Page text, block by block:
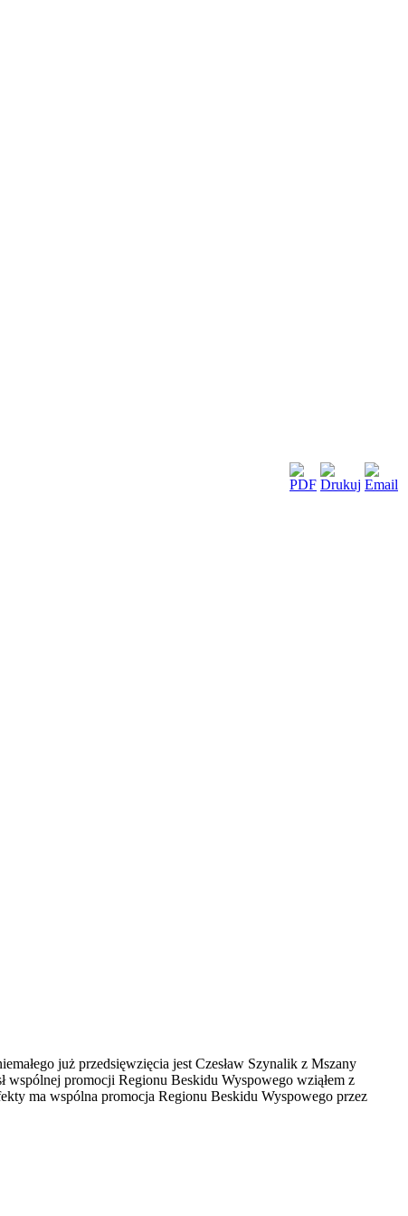
już przedsięwzięcia jest Czesław Szynalik z Mszany
wspólnej promocji Regionu Beskidu Wyspowego wziąłem z
ma wspólna promocja Regionu Beskidu Wyspowego przez